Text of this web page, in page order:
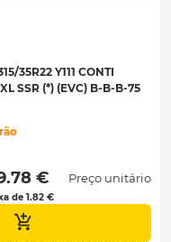
35R22 Y111 CONTI
SSR (*) (EVC) B-B-B-75
€
de 1.82 €
Preço unitário